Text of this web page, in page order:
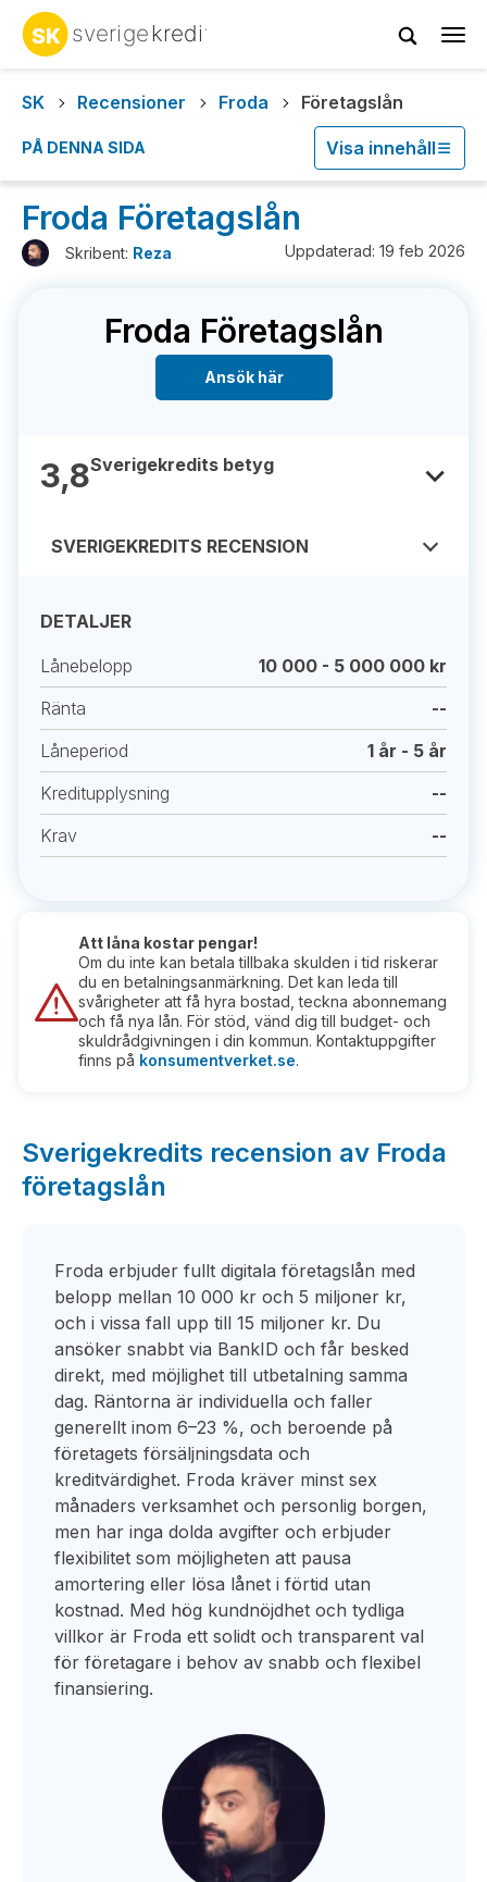
SK
Recensioner Froda Företagslån
PÅ DENNA SIDA Visa innehåll
Froda Företagslån
Skribent: Reza Uppdaterad: 19 feb 2026
Froda Företagslån
Ansök här
3,8Sverigekredits betyg
SVERIGEKREDITS RECENSION
DETALJER
Lånebelopp
10 000 - 5 000 000 kr
Ränta
--
Låneperiod
1 år - 5 år
Kreditupplysning
--
Krav
--
Att låna kostar pengar!
Om du inte kan betala tillbaka skulden i tid riskerar
du en betalningsanmärkning. Det kan leda till
svårigheter att få hyra bostad, teckna abonnemang
och få nya lån. För stöd, vänd dig till budget- och
skuldrådgivningen i din kommun. Kontaktuppgifter
finns på konsumentverket.se.
Sverigekredits recension av Froda
företagslån
Froda erbjuder fullt digitala företagslån med
belopp mellan 10 000 kr och 5 miljoner kr,
och i vissa fall upp till 15 miljoner kr. Du
ansöker snabbt via BankID och får besked
direkt, med möjlighet till utbetalning samma
dag. Räntorna är individuella och faller
generellt inom 6–23 %, och beroende på
företagets försäljningsdata och
kreditvärdighet. Froda kräver minst sex
månaders verksamhet och personlig borgen,
men har inga dolda avgifter och erbjuder
flexibilitet som möjligheten att pausa
amortering eller lösa lånet i förtid utan
kostnad. Med hög kundnöjdhet och tydliga
villkor är Froda ett solidt och transparent val
för företagare i behov av snabb och flexibel
finansiering.